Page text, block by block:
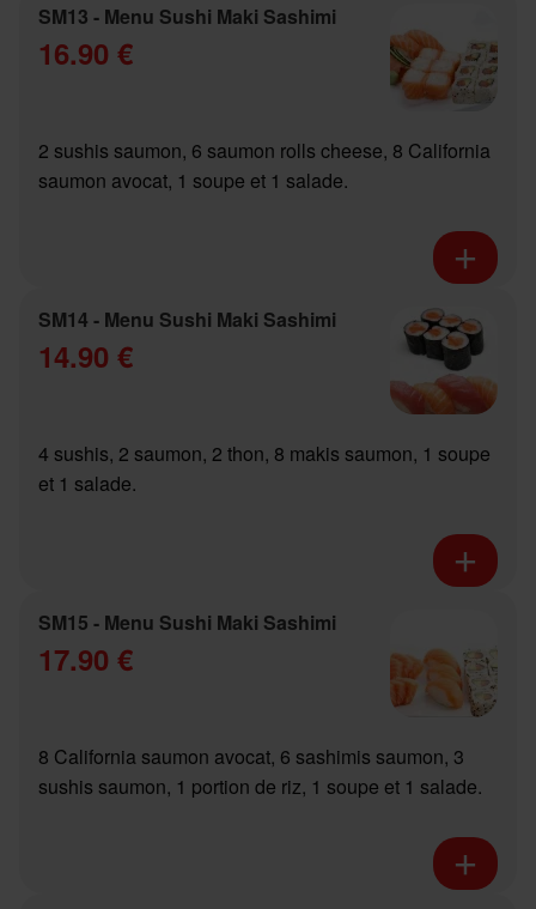
SM13 - Menu Sushi Maki Sashimi
16.90 €
2 sushis saumon, 6 saumon rolls cheese, 8 California
saumon avocat, 1 soupe et 1 salade.
SM14 - Menu Sushi Maki Sashimi
14.90 €
4 sushis, 2 saumon, 2 thon, 8 makis saumon, 1 soupe
et 1 salade.
SM15 - Menu Sushi Maki Sashimi
17.90 €
8 California saumon avocat, 6 sashimis saumon, 3
sushis saumon, 1 portion de riz, 1 soupe et 1 salade.